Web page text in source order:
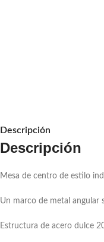
Descripción
Descripción
Mesa de centro de estilo
Un marco de metal angular
Estructura de acero dulce